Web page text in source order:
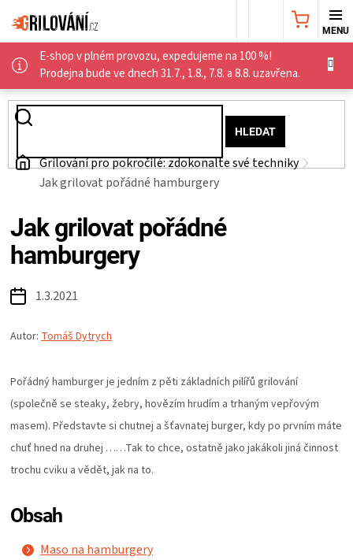
na
obsah
E-shop v plném provozu, expedujeme na 100 %!
Prodejna bude ve dnech 31.7., 1.8., 7.8. a 8.8. uzavřena.
HLEDAT
NÁKUPNÍ
AKČNÍ
NABÍDKA
WEBER
GRILY
KOŘENÍ
A
NÁDOBÍ
Domů
Grilování pro pokročilé: zdokonalte své techniky
Jak grilovat pořádné hamburgery
Jak grilovat pořádné
hamburgery
1.3.2021
Autor: Tomáš Dytrych
Pořádný hamburger je jedním z pěti základních pilířů grilování
(společně se steaky, žebry, hovězím hrudím a trhaným vepřovým
masem). Představte si chutnej a šťavnatej burger, kdy po prvním máte
chuť hned na druhej ……Tak to chce, ostatně jako jakákoli jiná činnost
trochu cviku a vědět, jak na to.
Obsah
Maso na hamburgery